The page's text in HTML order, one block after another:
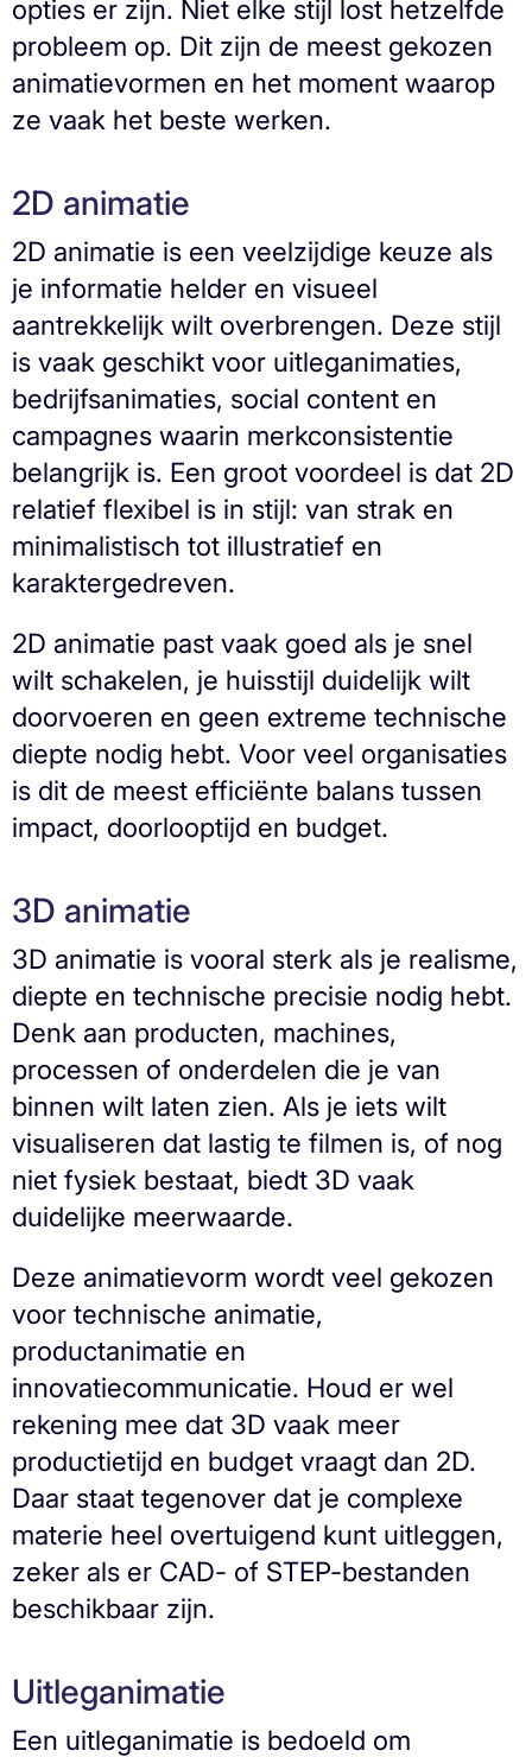
opties er zijn. Niet elke stijl lost hetzelfde
probleem op. Dit zijn de meest gekozen
animatievormen en het moment waarop
ze vaak het beste werken.
2D animatie
2D animatie is een veelzijdige keuze als
je informatie helder en visueel
aantrekkelijk wilt overbrengen. Deze stijl
is vaak geschikt voor uitleganimaties,
bedrijfsanimaties, social content en
campagnes waarin merkconsistentie
belangrijk is. Een groot voordeel is dat 2D
relatief flexibel is in stijl: van strak en
minimalistisch tot illustratief en
karaktergedreven.
2D animatie past vaak goed als je snel
wilt schakelen, je huisstijl duidelijk wilt
doorvoeren en geen extreme technische
diepte nodig hebt. Voor veel organisaties
is dit de meest efficiënte balans tussen
impact, doorlooptijd en budget.
3D animatie
3D animatie is vooral sterk als je realisme,
diepte en technische precisie nodig hebt.
Denk aan producten, machines,
processen of onderdelen die je van
binnen wilt laten zien. Als je iets wilt
visualiseren dat lastig te filmen is, of nog
niet fysiek bestaat, biedt 3D vaak
duidelijke meerwaarde.
Deze animatievorm wordt veel gekozen
voor technische animatie,
productanimatie en
innovatiecommunicatie. Houd er wel
rekening mee dat 3D vaak meer
productietijd en budget vraagt dan 2D.
Daar staat tegenover dat je complexe
materie heel overtuigend kunt uitleggen,
zeker als er CAD- of STEP-bestanden
beschikbaar zijn.
Uitleganimatie
Een uitleganimatie is bedoeld om